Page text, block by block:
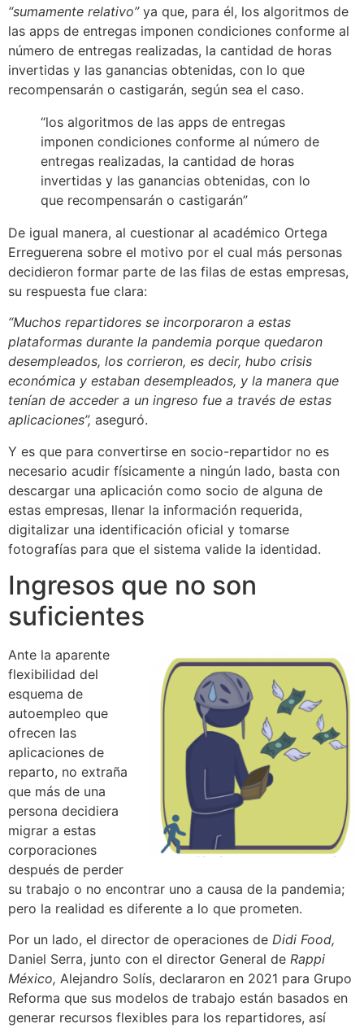
“sumamente relativo”ya que, para él, los algoritmos de
las apps de entregas imponen condiciones conforme al
número de entregas realizadas, la cantidad de horas
invertidas y las ganancias obtenidas, con lo que
recompensarán o castigarán, según sea el caso.
“los algoritmos de las apps de entregas
imponen condiciones conforme al número de
entregas realizadas, la cantidad de horas
invertidas y las ganancias obtenidas, con lo
que recompensarán o castigarán”
De igual manera, al cuestionar al académico Ortega
Erreguerena sobre el motivo por el cual más personas
decidieron formar parte de las filas de estas empresas,
su respuesta fue clara:
“Muchos repartidores se incorporaron a estas
plataformas durante la pandemia porque quedaron
desempleados, los corrieron, es decir, hubo crisis
económica y estaban desempleados, y la manera que
tenían de acceder a un ingreso fue a través de estas
aplicaciones”, aseguró.
Y es que para convertirse en socio-repartidor no es
necesario acudir físicamente a ningún lado, basta con
descargar una aplicación como socio de alguna de
estas empresas, llenar la información requerida,
digitalizar una identificación oficial y tomarse
fotografías para que el sistema valide la identidad.
Ingresos que no son
suficientes
Ante la aparente
flexibilidad del
esquema de
autoempleo que
ofrecen las
aplicaciones de
reparto, no extraña
que más de una
persona decidiera
migrar a estas
corporaciones
después de perder
su trabajo o no encontrar uno a causa de la pandemia;
pero la realidad es diferente a lo que prometen.
Por un lado, el director de operaciones de Didi Food,
Daniel Serra, junto con el director General de Rappi
México, Alejandro Solís, declararon en 2021 para Grupo
Reforma que sus modelos de trabajo están basados en
generar recursos flexibles para los repartidores, así